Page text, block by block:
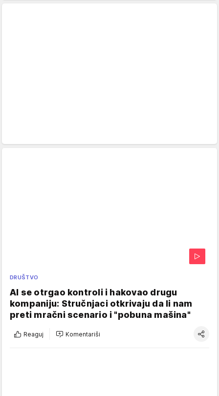
DRUŠTVO
AI se otrgao kontroli i hakovao drugu
kompaniju: Stručnjaci otkrivaju da li nam
preti mračni scenario i "pobuna mašina"
Reaguj Komentariši